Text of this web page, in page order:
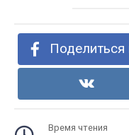
Поделиться
Время чтения